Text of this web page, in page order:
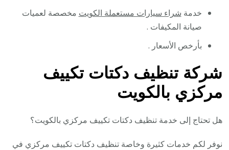
خدمة شراء سيارات مستعملة الكويت مخصصة لعميات
صيانة المكيفات .
بأرخص الأسعار .
شركة تنظيف دكتات تكييف
مركزي بالكويت
هل تحتاج إلى خدمة تنظيف دكتات تكييف مركزي بالكويت؟
نوفر لكم خدمات كثيرة وخاصة تنظيف دكتات تكييف مركزي في